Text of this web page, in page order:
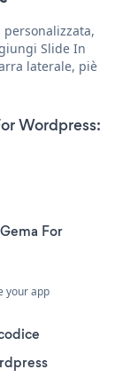
personalizzata,
Slide In
laterale, piè
Wordpress:
For
your app